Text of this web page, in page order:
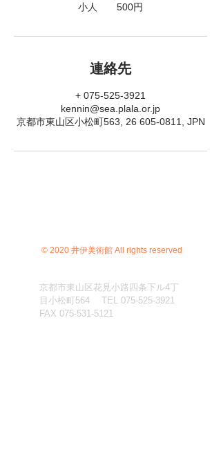
小人 500円
連絡先
+ 075-525-3921
kennin@sea.plala.or.jp
京都市東山区小松町563, 26 605-0811, JPN
© 2020 井伊美術館 All rights reserved
京都市東山区花見小路四条下ル4丁
目小松町564 TEL 075-525-3921
FAX 075-531-5121